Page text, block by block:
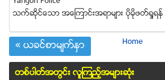
သက္ဆုိင္ေသာ အေၾကာင္းအရာမ်ား ပုိမုိဖတ္ရႈရ
« ယခင္စာမ်က္ႏွာ Home
တစ္ပါတ္အတြင္း လူၾကည့္အမ်ားဆံုး